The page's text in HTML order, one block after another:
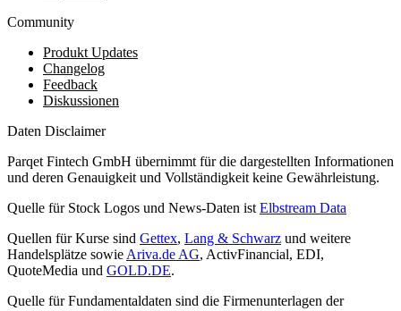
Community
Produkt Updates
Changelog
Feedback
Diskussionen
Daten Disclaimer
Parqet Fintech GmbH übernimmt für die dargestellten Informationen
und deren Genauigkeit und Vollständigkeit keine Gewährleistung.
Quelle für Stock Logos und News-Daten ist Elbstream Data
Quellen für Kurse sind Gettex, Lang & Schwarz und weitere
Handelsplätze sowie Ariva.de AG, ActivFinancial, EDI,
QuoteMedia und GOLD.DE.
Quelle für Fundamentaldaten sind die Firmenunterlagen der